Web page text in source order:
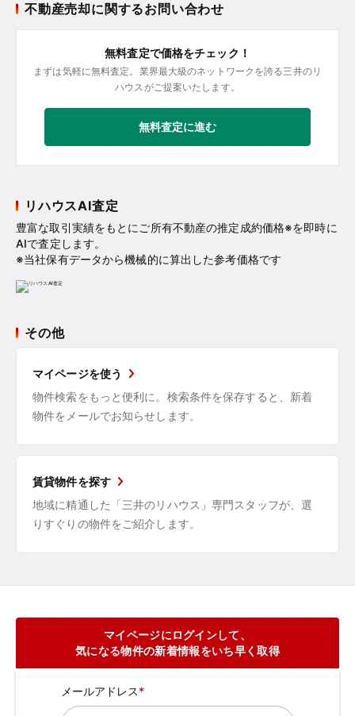
不動産売却に関するお問い合わせ
無料査定で価格をチェック！
まずは気軽に無料査定。業界最大級のネットワークを誇る三井のリ
ハウスがご提案いたします。
無料査定に進む
リハウスAI査定
豊富な取引実績をもとにご所有不動産の推定成約価格※を即時に
AIで査定します。
※当社保有データから機械的に算出した参考価格です
その他
マイページを使う
物件検索をもっと便利に。検索条件を保存すると、新着
物件をメールでお知らせします。
賃貸物件を探す
地域に精通した「三井のリハウス」専門スタッフが、選
りすぐりの物件をご紹介します。
マイページにログインして、
気になる物件の新着情報をいち早く取得
メールアドレス